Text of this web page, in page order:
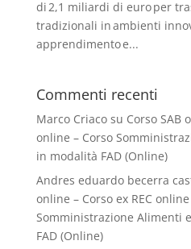
di 2,1 miliardi di euro per
tradizionali in ambienti
apprendimento e...
Commenti recenti
Marco Criacosu Corso SAB
online – Corso
in modalità FAD (Online)
Andres eduardo becerra
online – Corso ex REC
Somministrazione Alimenti
FAD (Online)